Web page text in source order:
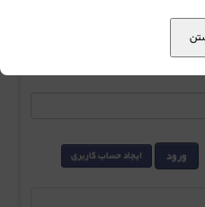
ورود ایجاد حساب کاربری